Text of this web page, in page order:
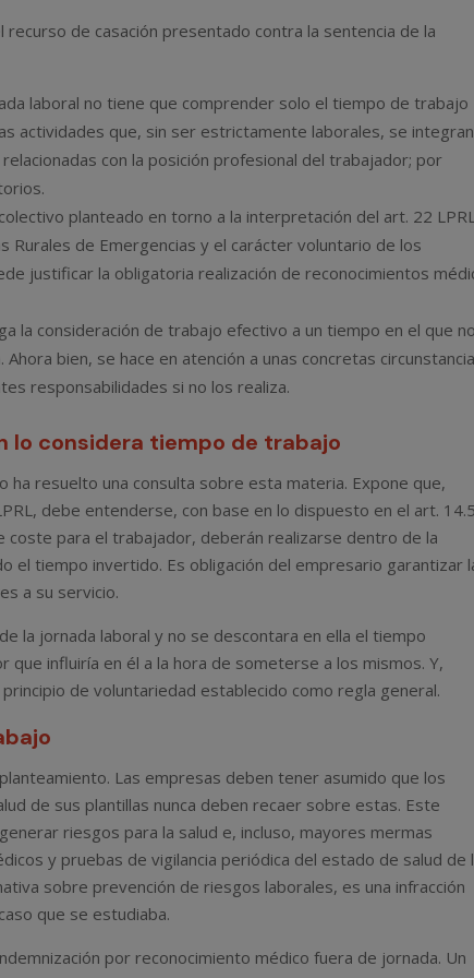
de casación presentado contra la sentencia de la
laboral no tiene que comprender solo el tiempo de trabajo
actividades que, sin ser estrictamente laborales, se
con la posición profesional del trabajador; por
planteado en torno a la interpretación del art. 22
de Emergencias y el carácter voluntario de los
justificar la obligatoria realización de reconocimientos
la consideración de trabajo efectivo a un tiempo en el que no
bien, se hace en atención a unas concretas
responsabilidades si no los realiza.
lo considera tiempo de trabajo
ha resuelto una consulta sobre esta materia. Expone que,
debe entenderse, con base en lo dispuesto en el art. 14.5
coste para el trabajador, deberán realizarse dentro de la
el tiempo invertido. Es obligación del empresario garantizar
a su servicio.
la jornada laboral y no se descontara en ella el tiempo
influiría en él a la hora de someterse a los mismos. Y,
de voluntariedad establecido como regla general.
Las empresas deben tener asumido que los
de sus plantillas nunca deben recaer sobre estas. Este
riesgos para la salud e, incluso, mayores mermas
y pruebas de vigilancia periódica del estado de salud de
sobre prevención de riesgos laborales, es una infracción
que se estudiaba.
por reconocimiento médico fuera de jornada. Un